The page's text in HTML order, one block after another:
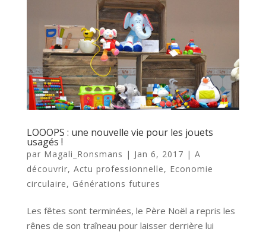
LOOOPS : une nouvelle vie pour les jouets
usagés !
par Magali_Ronsmans | Jan 6, 2017 | A
découvrir, Actu professionnelle, Economie
circulaire, Générations futures
Les fêtes sont terminées, le Père Noël a repris les
rênes de son traîneau pour laisser derrière lui